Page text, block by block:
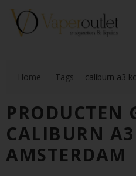
Home Tags caliburn a3
PRODUCTEN
CALIBURN
AMSTERDAM